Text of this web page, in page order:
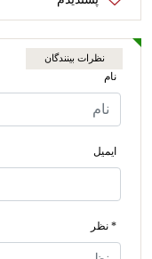
نظرات بینندگان
نام
ایمیل
* نظر